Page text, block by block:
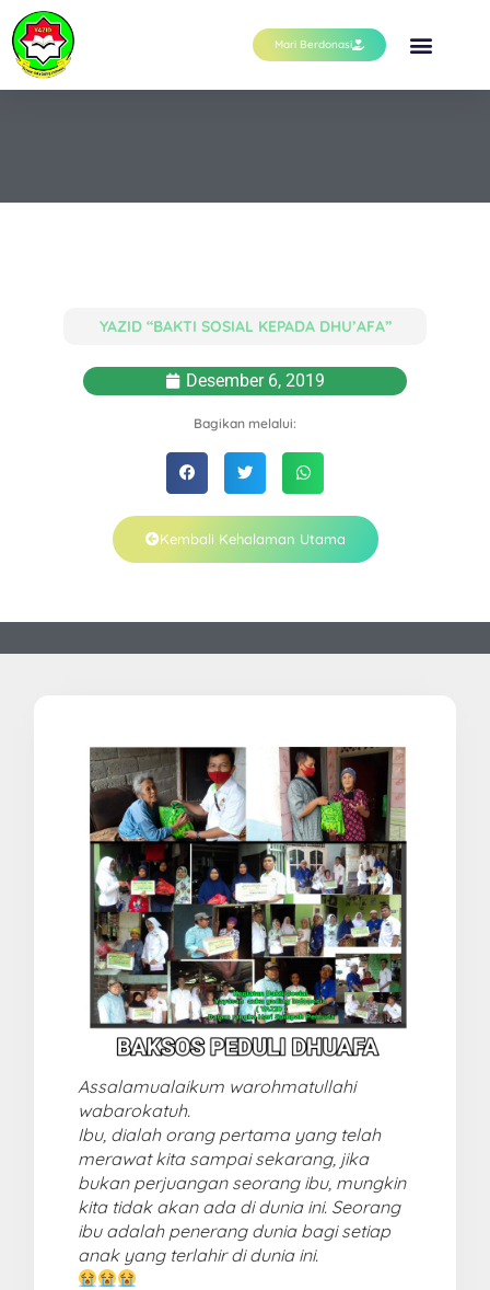
Mari Berdonasi
YAZID “BAKTI SOSIAL KEPADA DHU’AFA”
Desember 6, 2019
Bagikan melalui:
Kembali Kehalaman Utama
Assalamualaikum warohmatullahi
wabarokatuh.
Ibu, dialah orang pertama yang telah
merawat kita sampai sekarang, jika
bukan perjuangan seorang ibu, mungkin
kita tidak akan ada di dunia ini. Seorang
ibu adalah penerang dunia bagi setiap
anak yang terlahir di dunia ini.